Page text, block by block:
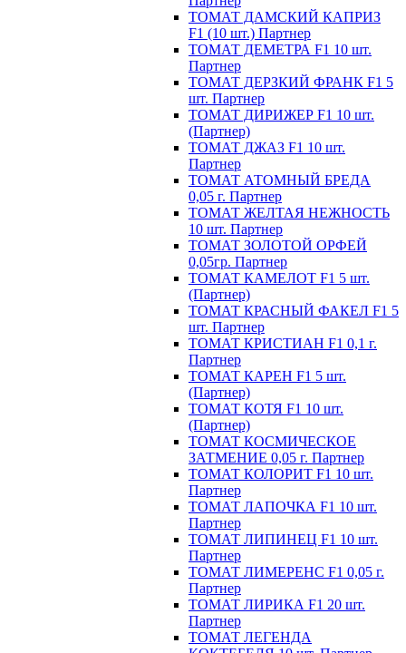
ТОМАТ ДАМСКИЙ КАПРИЗ
F1 (10 шт.) Партнер
ТОМАТ ДЕМЕТРА F1 10 шт.
Партнер
ТОМАТ ДЕРЗКИЙ ФРАНК F1 5
шт. Партнер
ТОМАТ ДИРИЖЕР F1 10 шт.
(Партнер)
ТОМАТ ДЖАЗ F1 10 шт.
Партнер
ТОМАТ АТОМНЫЙ БРЕДА
0,05 г. Партнер
ТОМАТ ЖЕЛТАЯ НЕЖНОСТЬ
10 шт. Партнер
ТОМАТ ЗОЛОТОЙ ОРФЕЙ
0,05гр. Партнер
ТОМАТ КАМЕЛОТ F1 5 шт.
(Партнер)
ТОМАТ КРАСНЫЙ ФАКЕЛ F1 5
шт. Партнер
ТОМАТ КРИСТИАН F1 0,1 г.
Партнер
ТОМАТ КАРЕН F1 5 шт.
(Партнер)
ТОМАТ КОТЯ F1 10 шт.
(Партнер)
ТОМАТ КОСМИЧЕСКОЕ
ЗАТМЕНИЕ 0,05 г. Партнер
ТОМАТ КОЛОРИТ F1 10 шт.
Партнер
ТОМАТ ЛАПОЧКА F1 10 шт.
Партнер
ТОМАТ ЛИПИНЕЦ F1 10 шт.
Партнер
ТОМАТ ЛИМЕРЕНС F1 0,05 г.
Партнер
ТОМАТ ЛИРИКА F1 20 шт.
Партнер
ТОМАТ ЛЕГЕНДА